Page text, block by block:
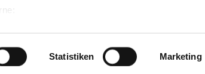
bestimmten Merkmalen (Fingerprinting)
Daten verarbeitet werden, und legen Sie
Statistiken Marketing
der Figur